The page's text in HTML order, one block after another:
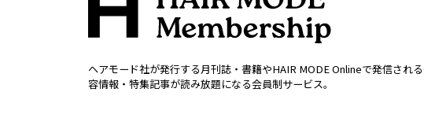
ヘアモード社が発行する月刊誌・書籍やHAIR MODE Onlineで発信され
容情報・特集記事が読み放題になる会員制サービス。